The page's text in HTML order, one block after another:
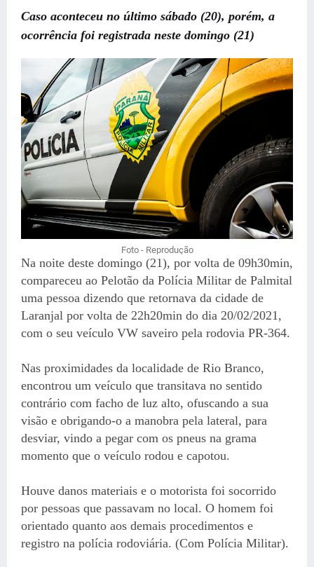
Caso aconteceu no último sábado (20), porém, a
ocorrência foi registrada neste domingo (21)
Foto - Reprodução
Na noite deste domingo (21), por volta de 09h30min,
compareceu ao Pelotão da Polícia Militar de Palmital
uma pessoa dizendo que retornava da cidade de
Laranjal por volta de 22h20min do dia 20/02/2021,
com o seu veículo VW saveiro pela rodovia PR-364.
Nas proximidades da localidade de Rio Branco,
encontrou um veículo que transitava no sentido
contrário com facho de luz alto, ofuscando a sua
visão e obrigando-o a manobra pela lateral, para
desviar, vindo a pegar com os pneus na grama
momento que o veículo rodou e capotou.
Houve danos materiais e o motorista foi socorrido
por pessoas que passavam no local. O homem foi
orientado quanto aos demais procedimentos e
registro na polícia rodoviária. (Com Polícia Militar).